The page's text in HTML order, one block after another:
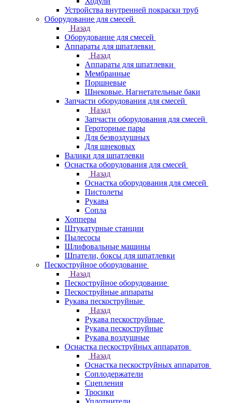
Устройства внутренней покраски труб
Оборудование для смесей
Назад
Оборудование для смесей
Аппараты для шпатлевки
Назад
Аппараты для шпатлевки
Мембранные
Поршневые
Шнековые. Нагнетательные баки
Запчасти оборудования для смесей
Назад
Запчасти оборудования для смесей
Героторные пары
Для безвоздушных
Для шнековых
Валики для шпатлевки
Оснастка оборудования для смесей
Назад
Оснастка оборудования для смесей
Пистолеты
Рукава
Сопла
Хопперы
Штукатурные станции
Пылесосы
Шлифовальные машины
Шпатели, боксы для шпатлевки
Пескоструйное оборудование
Назад
Пескоструйное оборудование
Пескоструйные аппараты
Рукава пескоструйные
Назад
Рукава пескоструйные
Рукава пескоструйные
Рукава воздушные
Оснастка пескоструйных аппаратов
Назад
Оснастка пескоструйных аппаратов
Соплодержатели
Сцепления
Тросики
Уплотнители